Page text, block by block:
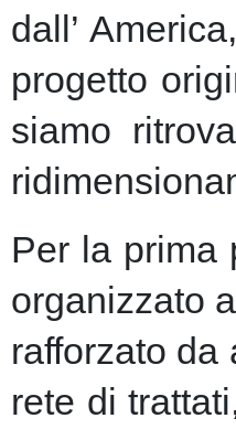
dall’
progetto
siamo
Per la prima
organizzato
rafforzato
rete di